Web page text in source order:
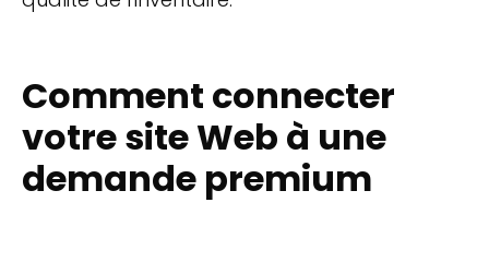
Comment connecter
votre site Web à une
demande premium